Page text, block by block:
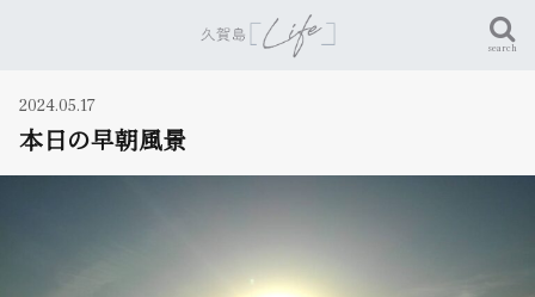
search
2024.05.17
本日の早朝風景